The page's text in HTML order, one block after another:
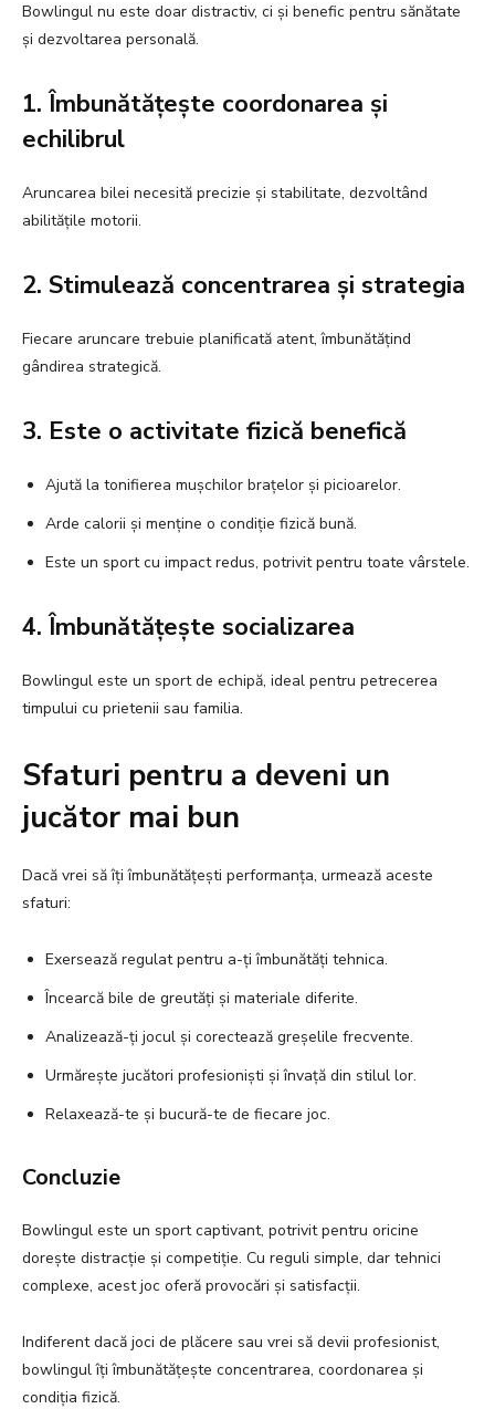
Bowlingul nu este doar distractiv, ci și benefic pentru sănătate
și dezvoltarea personală.
1. Îmbunătățește coordonarea și
echilibrul
Aruncarea bilei necesită precizie și stabilitate, dezvoltând
abilitățile motorii.
2. Stimulează concentrarea și strategia
Fiecare aruncare trebuie planificată atent, îmbunătățind
gândirea strategică.
3. Este o activitate fizică benefică
Ajută la tonifierea mușchilor brațelor și picioarelor.
Arde calorii și menține o condiție fizică bună.
Este un sport cu impact redus, potrivit pentru toate vârstele.
4. Îmbunătățește socializarea
Bowlingul este un sport de echipă, ideal pentru petrecerea
timpului cu prietenii sau familia.
Sfaturi pentru a deveni un
jucător mai bun
Dacă vrei să îți îmbunătățești performanța, urmează aceste
sfaturi:
Exersează regulat pentru a-ți îmbunătăți tehnica.
Încearcă bile de greutăți și materiale diferite.
Analizează-ți jocul și corectează greșelile frecvente.
Urmărește jucători profesioniști și învață din stilul lor.
Relaxează-te și bucură-te de fiecare joc.
Concluzie
Bowlingul este un sport captivant, potrivit pentru oricine
dorește distracție și competiție. Cu reguli simple, dar tehnici
complexe, acest joc oferă provocări și satisfacții.
Indiferent dacă joci de plăcere sau vrei să devii profesionist,
bowlingul îți îmbunătățește concentrarea, coordonarea și
condiția fizică.